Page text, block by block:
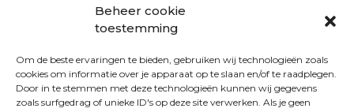
Beheer cookie
toestemming
Om de beste ervaringen te bieden, gebruiken wij technologieën zoals
cookies om informatie over je apparaat op te slaan en/of te raadplegen.
Door in te stemmen met deze technologieën kunnen wij gegevens
zoals surfgedrag of unieke ID's op deze site verwerken. Als je geen
Meest gestelde vragen
Contact
Algemene voorwaarden